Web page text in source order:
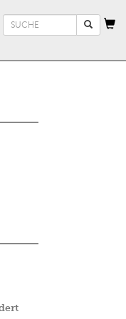
Suchformular